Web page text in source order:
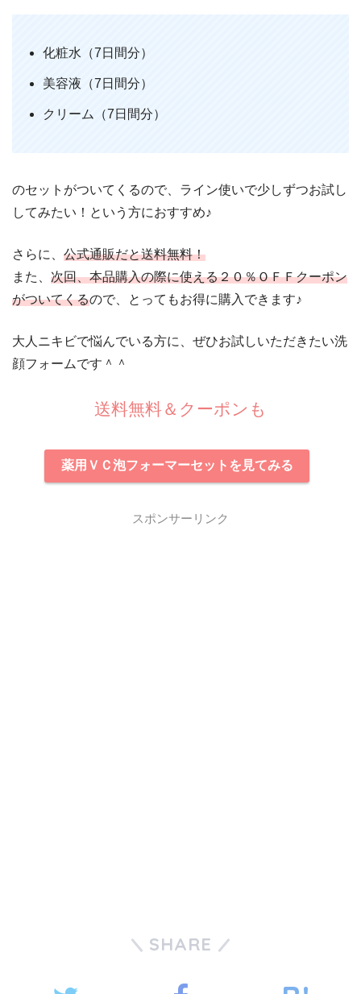
化粧水（7日間分）
美容液（7日間分）
クリーム（7日間分）
のセットがついてくるので、ライン使いで少しずつお試し
してみたい！という方におすすめ♪
さらに、 公式通販だと送料無料！
また、 次回、本品購入の際に使える２０％ＯＦＦクーポン
がついてくるので、とってもお得に購入できます♪
大人ニキビで悩んでいる方に、ぜひお試しいただきたい洗
顔フォームです＾＾
送料無料＆クーポンも
薬用ＶＣ泡フォーマーセットを見てみる
スポンサーリンク
SHARE